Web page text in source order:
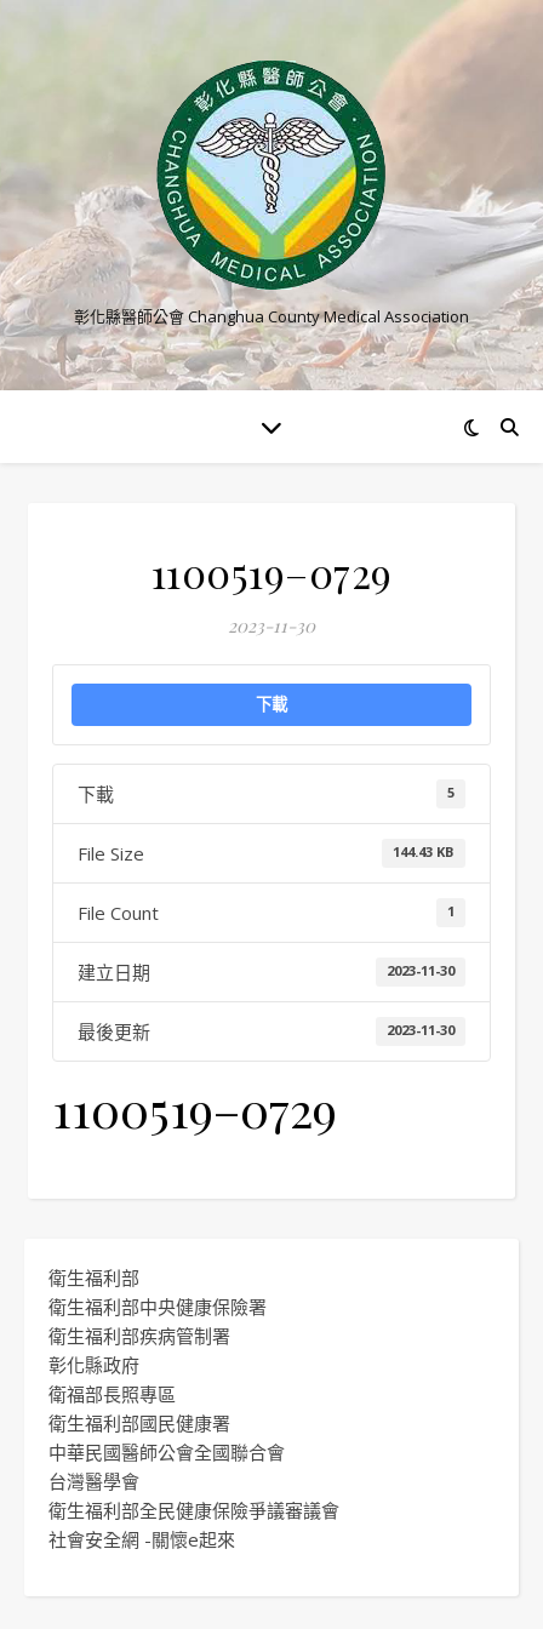
彰化縣醫師公會 Changhua County Medical Association
1100519–0729
2023-11-30
下載
下載 5
File Size 144.43 KB
File Count 1
建立日期 2023-11-30
最後更新 2023-11-30
1100519–0729
衛生福利部
衛生福利部中央健康保險署
衛生福利部疾病管制署
彰化縣政府
衛福部長照專區
衛生福利部國民健康署
中華民國醫師公會全國聯合會
台灣醫學會
衛生福利部全民健康保險爭議審議會
社會安全網 -關懷e起來